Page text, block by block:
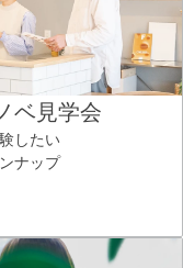
ベ見学会
したい
ナップ